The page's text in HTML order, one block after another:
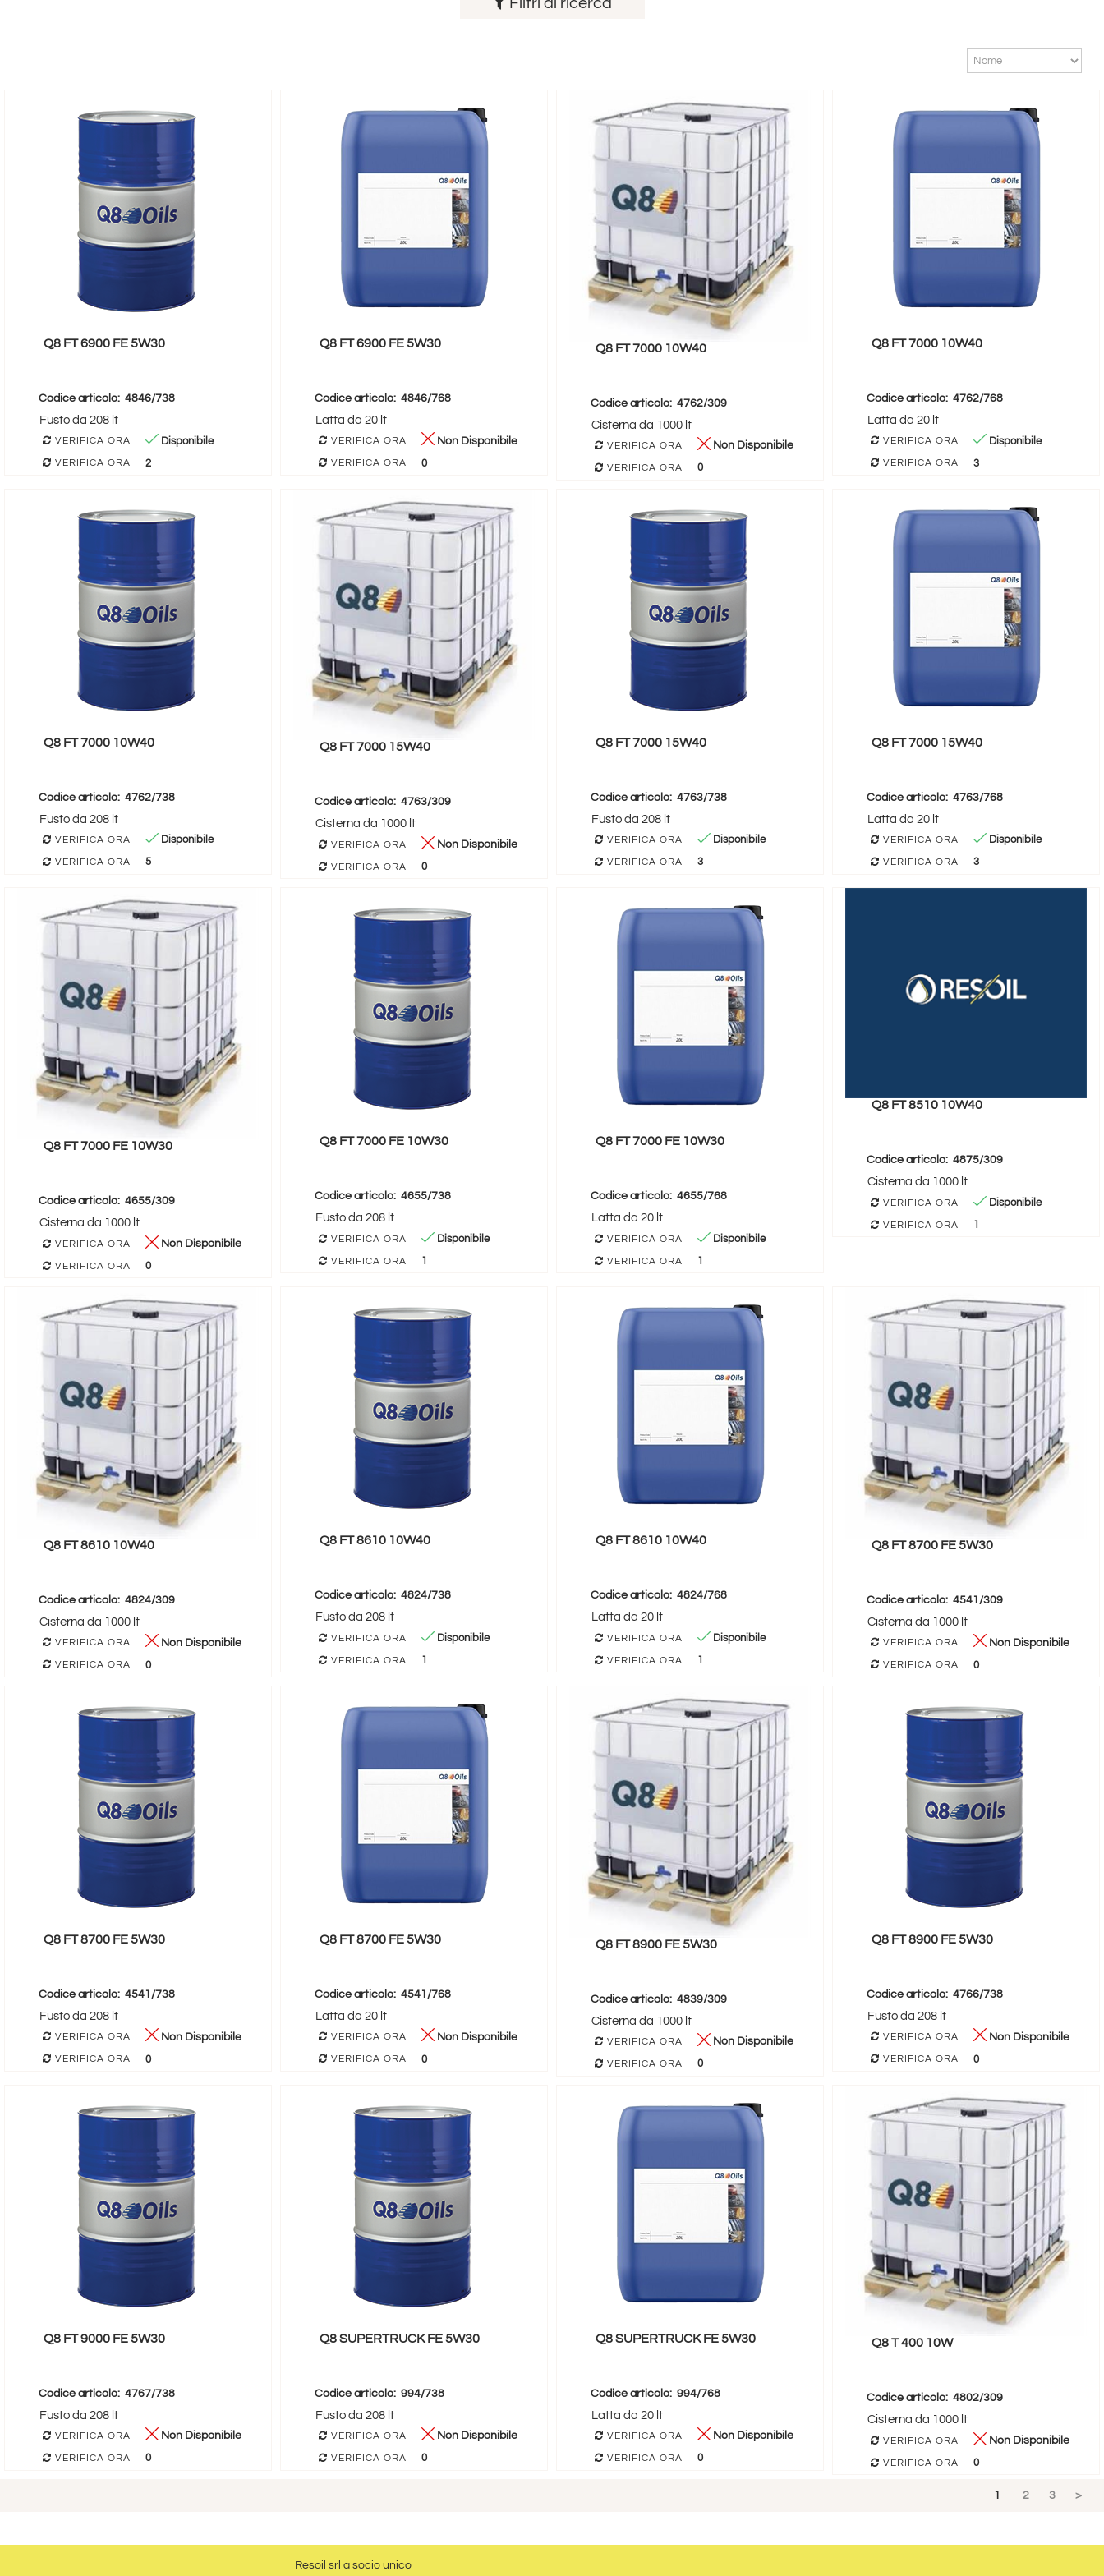
Q8 FT 6900 FE 5W30
Codice articolo: 4846/738
Fusto da 208 lt
VERIFICA ORA Disponibile
VERIFICA ORA 2
Q8 FT 6900 FE 5W30
Codice articolo: 4846/768
Latta da 20 lt
VERIFICA ORA Non Disponibile
VERIFICA ORA 0
Q8 FT 7000 10W40
Codice articolo: 4762/309
Cisterna da 1000 lt
VERIFICA ORA Non Disponibile
VERIFICA ORA 0
Q8 FT 7000 10W40
Codice articolo: 4762/768
Latta da 20 lt
VERIFICA ORA Disponibile
VERIFICA ORA 3
Q8 FT 7000 10W40
Codice articolo: 4762/738
Fusto da 208 lt
VERIFICA ORA Disponibile
VERIFICA ORA 5
Q8 FT 7000 15W40
Codice articolo: 4763/309
Cisterna da 1000 lt
VERIFICA ORA Non Disponibile
VERIFICA ORA 0
Q8 FT 7000 15W40
Codice articolo: 4763/738
Fusto da 208 lt
VERIFICA ORA Disponibile
VERIFICA ORA 3
Q8 FT 7000 15W40
Codice articolo: 4763/768
Latta da 20 lt
VERIFICA ORA Disponibile
VERIFICA ORA 3
Q8 FT 7000 FE 10W30
Codice articolo: 4655/309
Cisterna da 1000 lt
VERIFICA ORA Non Disponibile
VERIFICA ORA 0
Q8 FT 7000 FE 10W30
Codice articolo: 4655/738
Fusto da 208 lt
VERIFICA ORA Disponibile
VERIFICA ORA 1
Q8 FT 7000 FE 10W30
Codice articolo: 4655/768
Latta da 20 lt
VERIFICA ORA Disponibile
VERIFICA ORA 1
Q8 FT 8510 10W40
Codice articolo: 4875/309
Cisterna da 1000 lt
VERIFICA ORA Disponibile
VERIFICA ORA 1
Q8 FT 8610 10W40
Codice articolo: 4824/309
Cisterna da 1000 lt
VERIFICA ORA Non Disponibile
VERIFICA ORA 0
Q8 FT 8610 10W40
Codice articolo: 4824/738
Fusto da 208 lt
VERIFICA ORA Disponibile
VERIFICA ORA 1
Q8 FT 8610 10W40
Codice articolo: 4824/768
Latta da 20 lt
VERIFICA ORA Disponibile
VERIFICA ORA 1
Q8 FT 8700 FE 5W30
Codice articolo: 4541/309
Cisterna da 1000 lt
VERIFICA ORA Non Disponibile
VERIFICA ORA 0
Q8 FT 8700 FE 5W30
Codice articolo: 4541/738
Fusto da 208 lt
VERIFICA ORA Non Disponibile
VERIFICA ORA 0
Q8 FT 8700 FE 5W30
Codice articolo: 4541/768
Latta da 20 lt
VERIFICA ORA Non Disponibile
VERIFICA ORA 0
Q8 FT 8900 FE 5W30
Codice articolo: 4839/309
Cisterna da 1000 lt
VERIFICA ORA Non Disponibile
VERIFICA ORA 0
Q8 FT 8900 FE 5W30
Codice articolo: 4766/738
Fusto da 208 lt
VERIFICA ORA Non Disponibile
VERIFICA ORA 0
Q8 FT 9000 FE 5W30
Codice articolo: 4767/738
Fusto da 208 lt
VERIFICA ORA Non Disponibile
VERIFICA ORA 0
Q8 SUPERTRUCK FE 5W30
Codice articolo: 994/738
Fusto da 208 lt
VERIFICA ORA Non Disponibile
VERIFICA ORA 0
Q8 SUPERTRUCK FE 5W30
Codice articolo: 994/768
Latta da 20 lt
VERIFICA ORA Non Disponibile
VERIFICA ORA 0
Q8 T 400 10W
Codice articolo: 4802/309
Cisterna da 1000 lt
VERIFICA ORA Non Disponibile
VERIFICA ORA 0
1 2 3 >
Resoil srl a socio unico